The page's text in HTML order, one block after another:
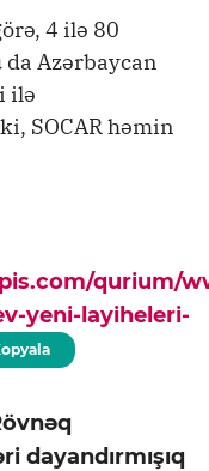
4 ilə 80
Azərbaycan
ilə
SOCAR həmin
qurium/
yeni-layiheleri-
dayandırmışıq